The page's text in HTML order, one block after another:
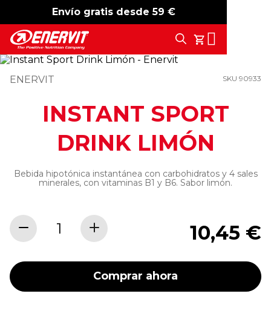
Envío gratis desde 59 €
-15% free shipping
Tu Carrito
Search
ENERVIT SKU 90933
INSTANT SPORT
DRINK LIMÓN
Bebida hipotónica instantánea con carbohidratos y 4 sales
minerales, con vitaminas B1 y B6. Sabor limón.
10,45 €
Comprar ahora